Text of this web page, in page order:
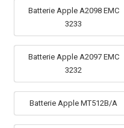
Batterie Apple A2098 EMC
3233
Batterie Apple A2097 EMC
3232
Batterie Apple MT512B/A